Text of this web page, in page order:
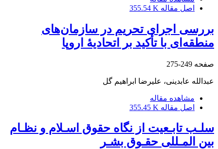
اصل مقاله 355.54 K
بررسی اجرای تحریم در سازمان‌های
منطقه‌ای با تأکید بر اتحادیۀ اروپا
صفحه 249-275
عبدالله عابدینی، علیرضا ابراهیم گل
مشاهده مقاله
اصل مقاله 355.45 K
سلـب تابـعیت از نگاه حقوق اسـلام و نظـام
بین المـللی حقـوق بشـر